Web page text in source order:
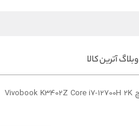
وبلاگ آترین کالا